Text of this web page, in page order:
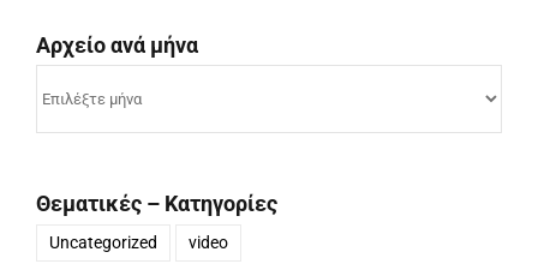
Αρχείο
Θεματικές – Κατηγορίες